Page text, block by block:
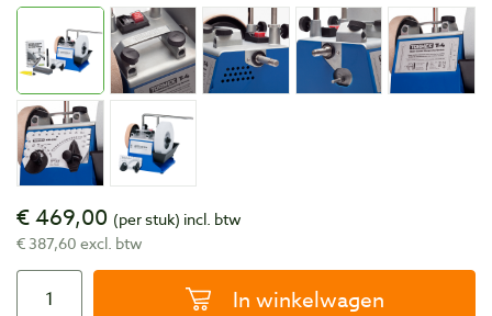
€ 469,00 (per stuk) incl. btw
€ 387,60 excl. btw
In winkelwagen